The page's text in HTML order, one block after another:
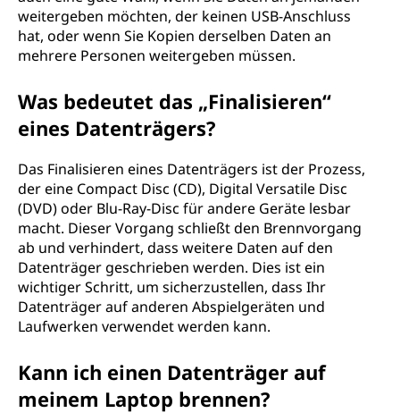
weitergeben möchten, der keinen USB-Anschluss
hat, oder wenn Sie Kopien derselben Daten an
mehrere Personen weitergeben müssen.
Was bedeutet das „Finalisieren“
eines Datenträgers?
Das Finalisieren eines Datenträgers ist der Prozess,
der eine Compact Disc (CD), Digital Versatile Disc
(DVD) oder Blu-Ray-Disc für andere Geräte lesbar
macht. Dieser Vorgang schließt den Brennvorgang
ab und verhindert, dass weitere Daten auf den
Datenträger geschrieben werden. Dies ist ein
wichtiger Schritt, um sicherzustellen, dass Ihr
Datenträger auf anderen Abspielgeräten und
Laufwerken verwendet werden kann.
Kann ich einen Datenträger auf
meinem Laptop brennen?